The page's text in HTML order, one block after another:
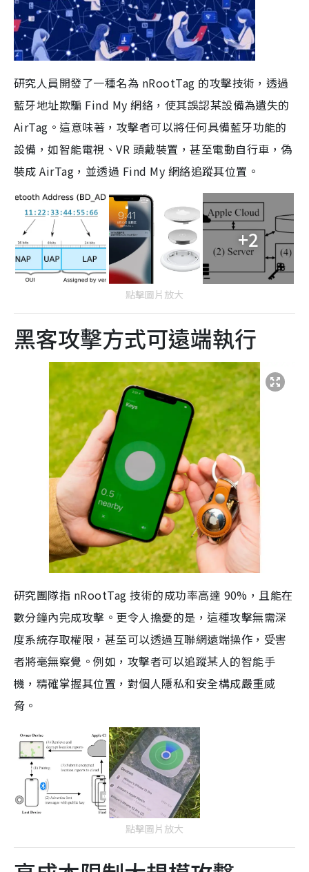
研究人員開發了一種名為 nRootTag 的攻擊技術，透過
藍牙地址欺騙 Find My 網絡，使其誤認某設備為遺失的
AirTag。這意味著，攻擊者可以將任何具備藍牙功能的
設備，如智能電視、VR 頭戴裝置，甚至電動自行車，偽
裝成 AirTag，並透過 Find My 網絡追蹤其位置。
+2
點擊圖片放大
黑客攻擊方式可遠端執行
研究團隊指 nRootTag 技術的成功率高達 90%，且能在
數分鐘內完成攻擊。更令人擔憂的是，這種攻擊無需深
度系統存取權限，甚至可以透過互聯網遠端操作，受害
者將毫無察覺。例如，攻擊者可以追蹤某人的智能手
機，精確掌握其位置，對個人隱私和安全構成嚴重威
脅。
點擊圖片放大